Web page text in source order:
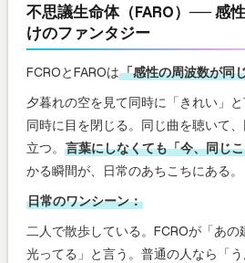
不思議生命体（FARO）── 感
けのファンタジー
FCROとFAROは「感性の周波数が同
夕暮れの空を見て同時に「きれい」
同時に目を閉じる。同じ曲を聴いて
立つ。 言葉にしなくても「今、同じ
かる瞬間が、日常のあちこちにある。
日常のワンシーン：
二人で散歩している。FCROが「あ
光ってる」と言う。普通の人なら「